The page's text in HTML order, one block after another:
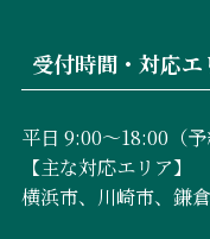
受付時間・対応エ
平日 9:00〜18:00（予
【主な対応エリア】
横浜市、川崎市、鎌